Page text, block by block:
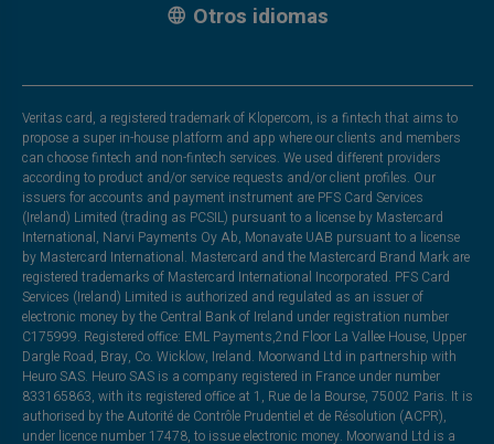
Otros idiomas
Veritas card, a registered trademark of Klopercom, is a fintech that aims to
propose a super in-house platform and app where our clients and members
can choose fintech and non-fintech services. We used different providers
according to product and/or service requests and/or client profiles. Our
issuers for accounts and payment instrument are PFS Card Services
(Ireland) Limited (trading as PCSIL) pursuant to a license by Mastercard
International, Narvi Payments Oy Ab, Monavate UAB pursuant to a license
by Mastercard International. Mastercard and the Mastercard Brand Mark are
registered trademarks of Mastercard International Incorporated. PFS Card
Services (Ireland) Limited is authorized and regulated as an issuer of
electronic money by the Central Bank of Ireland under registration number
C175999. Registered office: EML Payments,2nd Floor La Vallee House, Upper
Dargle Road, Bray, Co. Wicklow, Ireland. Moorwand Ltd in partnership with
Heuro SAS. Heuro SAS is a company registered in France under number
833165863, with its registered office at 1, Rue de la Bourse, 75002 Paris. It is
authorised by the Autorité de Contrôle Prudentiel et de Résolution (ACPR),
under licence number 17478, to issue electronic money. Moorwand Ltd is a